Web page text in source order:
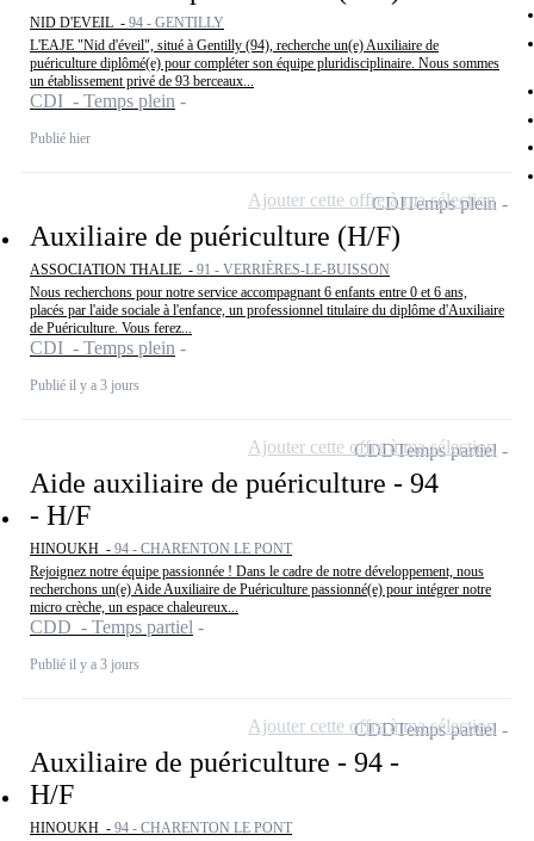
NID D'EVEIL - 94 - GENTILLY
L'EAJE "Nid d'éveil", situé à Gentilly (94), recherche un(e) Auxiliaire de
puériculture diplômé(e) pour compléter son équipe pluridisciplinaire. Nous sommes
un établissement privé de 93 berceaux...
CDI - Temps plein
Publié hier
Auxiliaire de puériculture (H/F)
ASSOCIATION THALIE - 91 - VERRIÈRES-LE-BUISSON
Nous recherchons pour notre service accompagnant 6 enfants entre 0 et 6 ans,
placés par l'aide sociale à l'enfance, un professionnel titulaire du diplôme d'Auxiliaire
de Puériculture. Vous ferez...
CDI - Temps plein
Publié il y a 3 jours
CDITemps plein
Ajouter cette offre à ma sélection
Aide auxiliaire de puériculture - 94
- H/F
HINOUKH - 94 - CHARENTON LE PONT
Rejoignez notre équipe passionnée ! Dans le cadre de notre développement, nous
recherchons un(e) Aide Auxiliaire de Puériculture passionné(e) pour intégrer notre
micro crèche, un espace chaleureux...
CDD - Temps partiel
Publié il y a 3 jours
CDDTemps partiel
Ajouter cette offre à ma sélection
Auxiliaire de puériculture - 94 -
H/F
HINOUKH - 94 - CHARENTON LE PONT
CDDTemps partiel
Ajouter cette offre à ma sélection